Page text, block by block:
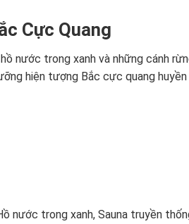
Cực Quang
nước trong xanh và những cánh
hiện tượng Bắc cực quang huyền
nước trong xanh, Sauna truyền